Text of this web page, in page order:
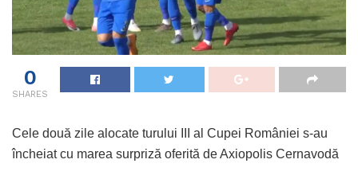
0
SHARES
Cele două zile alocate turului III al Cupei României s-au
încheiat cu marea surpriză oferită de Axiopolis Cernavodă